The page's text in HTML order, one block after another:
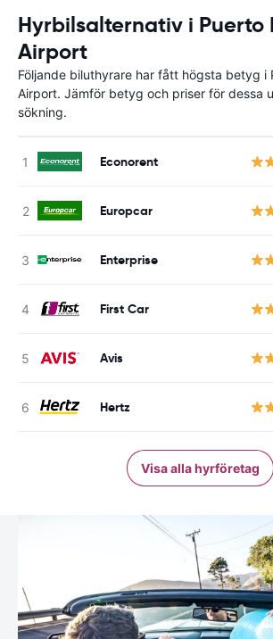
Hyrbilsalternativ i Puerto
Airport
Följande biluthyrare har fått högsta betyg i
Airport. Jämför betyg och priser för dessa
sökning.
Econorent
Europcar
Enterprise
First Car
Avis
Hertz
Visa alla hyrföretag